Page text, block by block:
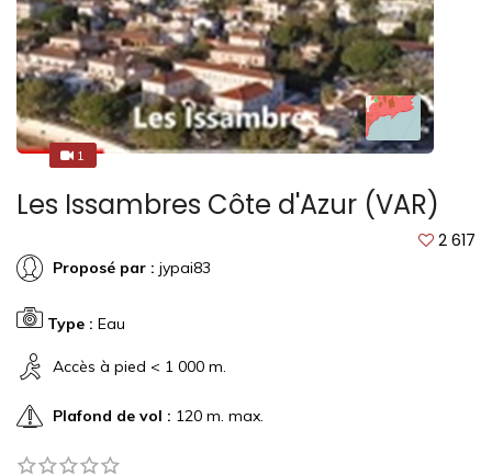
11
Les Issambres Côte d'Azur (VAR)
2 617
Proposé par : jypai83
Type : Eau
Accès à pied < 1 000 m.
Plafond de vol : 120 m. max.